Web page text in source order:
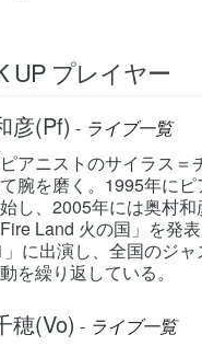
UP プレイヤー
彦(Pf) - ライブ一覧
アニストのサイラス
腕を磨く。1995年に
し、2005年には奥村
Land 火の国」を発
」に出演し、全国のジ
を繰り返している。
穂(Vo) - ライブ一覧